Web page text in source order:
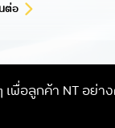
ต่อ
พื่อลูกค้า NT อย่า